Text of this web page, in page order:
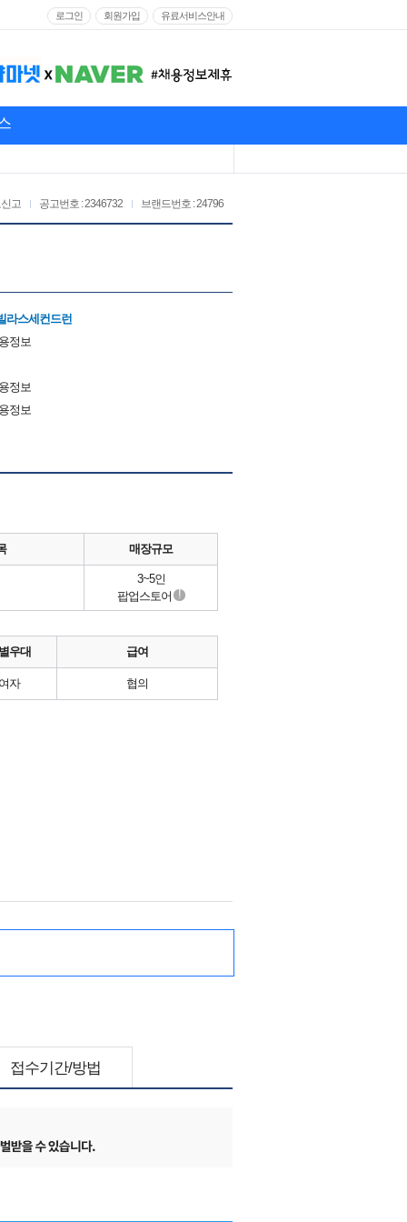
로그인 회원가입 유료서비스안내
브랜드번호 : 24796
공고번호 : 2346732
고
라스세컨드런
정보
정보
정보
매장규모
3~5인
팝업스토어 !
우대 급여
자 협의
접수기간/방법